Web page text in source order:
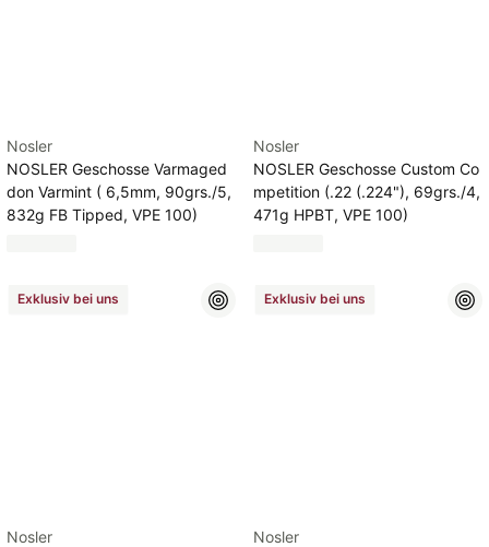
Nosler
NOSLER Geschosse Varmaged
don Varmint ( 6,5mm, 90grs./5,
832g FB Tipped, VPE 100)
Nosler
NOSLER Geschosse Custom Co
mpetition (.22 (.224"), 69grs./4,
471g HPBT, VPE 100)
Exklusiv bei uns
Nosler
Exklusiv bei uns
Nosler